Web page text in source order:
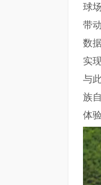
球
带
数
实
与
族
体验